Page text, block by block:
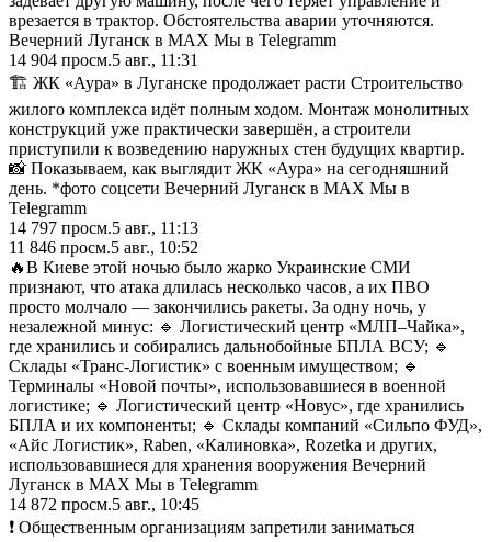
врезается в трактор. Обстоятельства аварии уточняются.
Вечерний Луганск в MAX Мы в Telegramm
14 904 просм.5 авг., 11:31
🏗️ ЖК «Аура» в Луганске продолжает расти Строительство
жилого комплекса идёт полным ходом. Монтаж монолитных
конструкций уже практически завершён, а строители
приступили к возведению наружных стен будущих квартир.
📸 Показываем, как выглядит ЖК «Аура» на сегодняшний
день. *фото соцсети Вечерний Луганск в MAX Мы в
Telegramm
14 797 просм.5 авг., 11:13
11 846 просм.5 авг., 10:52
🔥В Киеве этой ночью было жарко Украинские СМИ
признают, что атака длилась несколько часов, а их ПВО
просто молчало — закончились ракеты. За одну ночь, у
незалежной минус: 🔹 Логистический центр «МЛП–Чайка»,
где хранились и собирались дальнобойные БПЛА ВСУ; 🔹
Склады «Транс-Логистик» с военным имуществом; 🔹
Терминалы «Новой почты», использовавшиеся в военной
логистике; 🔹 Логистический центр «Новус», где хранились
БПЛА и их компоненты; 🔹 Склады компаний «Сильпо ФУД»,
«Айс Логистик», Raben, «Калиновка», Rozetka и других,
использовавшиеся для хранения вооружения Вечерний
Луганск в MAX Мы в Telegramm
14 872 просм.5 авг., 10:45
❗️ Общественным организациям запретили заниматься